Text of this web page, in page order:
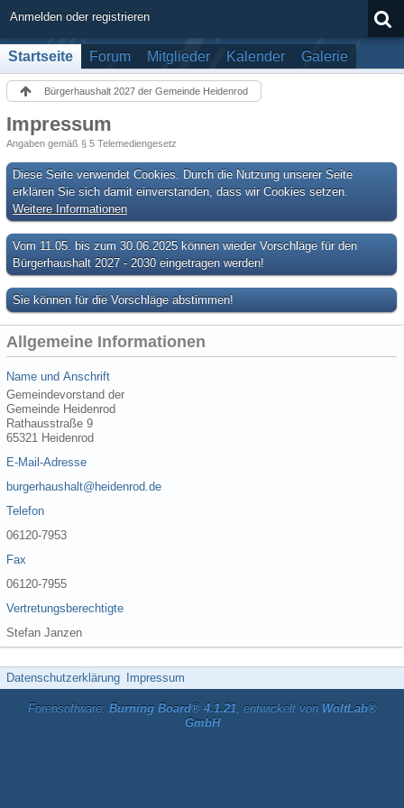
Anmelden oder registrieren
Startseite Forum Mitglieder Kalender Galerie
Bürgerhaushalt 2027 der Gemeinde Heidenrod
Impressum
Angaben gemäß § 5 Telemediengesetz
Diese Seite verwendet Cookies. Durch die Nutzung unserer Seite
erklären Sie sich damit einverstanden, dass wir Cookies setzen.
Weitere Informationen
Vom 11.05. bis zum 30.06.2025 können wieder Vorschläge für den
Bürgerhaushalt 2027 - 2030 eingetragen werden!
Sie können für die Vorschläge abstimmen!
Allgemeine Informationen
Name und Anschrift
Gemeindevorstand der
Gemeinde Heidenrod
Rathausstraße 9
65321 Heidenrod
E-Mail-Adresse
burgerhaushalt@heidenrod.de
Telefon
06120-7953
Fax
06120-7955
Vertretungsberechtigte
Stefan Janzen
Datenschutzerklärung Impressum
Forensoftware: Burning Board® 4.1.21, entwickelt von WoltLab®
GmbH